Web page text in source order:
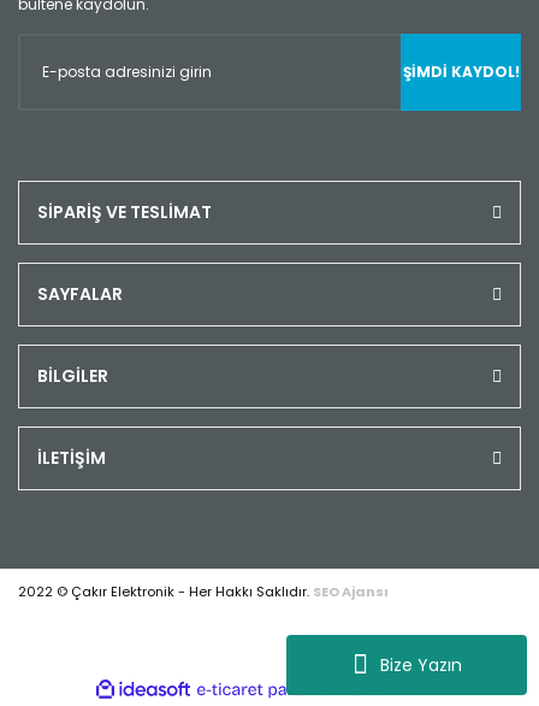
Bize Yazın
bültene kaydolun.
ŞİMDİ KAYDOL!
SİPARİŞ VE TESLİMAT
SAYFALAR
BİLGİLER
İLETİŞİM
2022 © Çakır Elektronik - Her Hakkı Saklıdır. SEO Ajansı
ideasoft